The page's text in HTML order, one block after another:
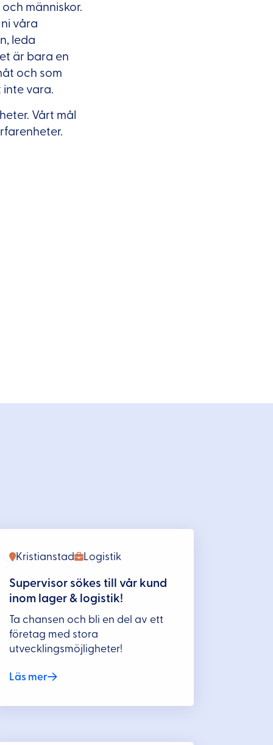
människor.
våra
leda
är bara en
och som
inte vara.
Vårt mål
Logistik
Kristianstad
Supervisor sökes till vår kund
inom lager & logistik!
Ta chansen och bli en del av ett
företag med stora
utvecklingsmöjligheter!
Läs mer